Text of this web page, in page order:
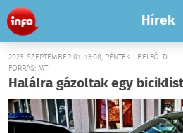
Hírek
2023. SZEPTEMBER 01. 13:08, PÉNTEK | BELFÖLD
FORRÁS: MTI
Halálra gázoltak egy